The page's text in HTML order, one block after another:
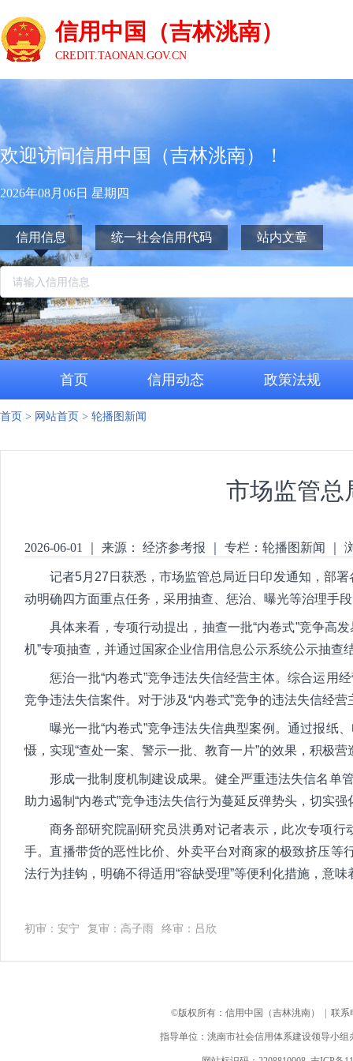
信用中国（吉林洮南）
CREDIT.TAONAN.GOV.CN
欢迎访问信用中国（吉林洮南）！
2026年08月06日 星期四
信用信息 统一社会信用代码 站内文章
首页 信用动态 政策法规
首页 > 网站首页 > 轮播图新闻
市场监管总
2026-06-01 来源： 经济参考报 专栏： 轮播图新闻
记者5月27日获悉，市场监管总局近日印发通知，部
动明确四方面重点任务，采用抽查、惩治、曝光等治理手
具体来看，专项行动提出，抽查一批“内卷式”竞争高
机”专项抽查，并通过国家企业信用信息公示系统公示抽
惩治一批“内卷式”竞争违法失信经营主体。综合运用
竞争违法失信案件。对于涉及“内卷式”竞争的违法失信经
曝光一批“内卷式”竞争违法失信典型案例。通过报纸
慑，实现“查处一案、警示一批、教育一片”的效果，积极
形成一批制度机制建设成果。健全严重违法失信名单
助力遏制“内卷式”竞争违法失信行为蔓延反弹势头，切实强
商务部研究院副研究员洪勇对记者表示，此次专项
手。直播带货的恶性比价、外卖平台对商家的极致挤压等
法行为挂钩，明确不得适用“容缺受理”等便利化措施，意
初审：安宁 复审：高子雨 终审：吕欣
©版权所有：信用中国（吉林洮南） | 联系
指导单位：洮南市社会信用体系建设领导小